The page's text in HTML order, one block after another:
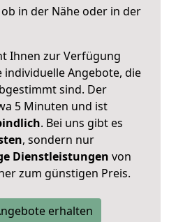
in der Nähe oder in der
Ihnen zur Verfügung
individuelle Angebote, die
sind. Der
5 Minuten und ist
. Bei uns gibt es
, sondern nur
Dienstleistungen von
zum günstigen Preis.
erhalten